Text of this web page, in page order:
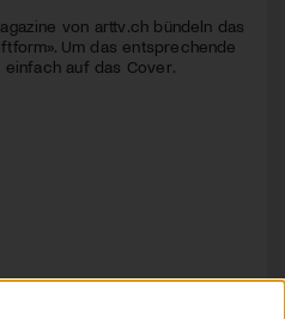
von arttv.ch bündeln das
Um das entsprechende
einfach auf das Cover.